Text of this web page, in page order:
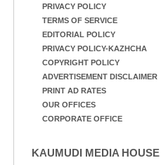
PRIVACY POLICY
TERMS OF SERVICE
EDITORIAL POLICY
PRIVACY POLICY-KAZHCHA
COPYRIGHT POLICY
ADVERTISEMENT DISCLAIMER
PRINT AD RATES
OUR OFFICES
CORPORATE OFFICE
KAUMUDI MEDIA HOUSE